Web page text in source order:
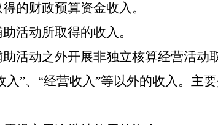
的财政预算资金收入。
活动所取得的收入。
活动之外开展非独立核算经营活动
入”、“经营收入”等以外的收入。主